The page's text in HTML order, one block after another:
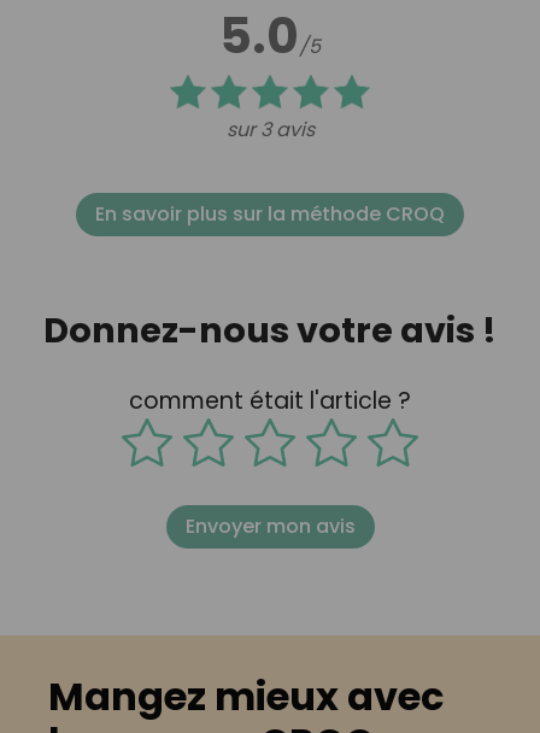
5.0/5
sur 3 avis
En savoir plus sur la méthode CROQ
Donnez-nous votre avis !
comment était l'article ?
Envoyer mon avis
Mangez mieux avec